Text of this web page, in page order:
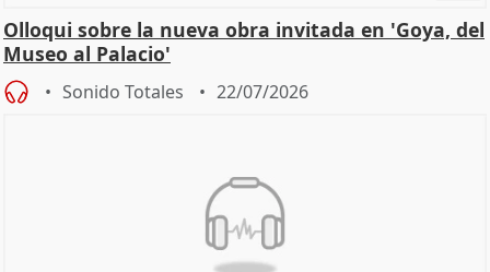
Olloqui sobre la nueva obra invitada en 'Goya, del
Museo al Palacio'
Sonido Totales 22/07/2026